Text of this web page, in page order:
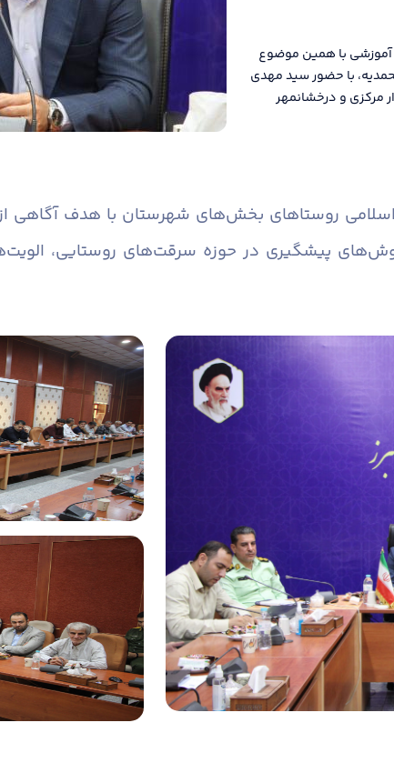
آموزشی با همین موضوع
با حضور سید مهدی
مرکزی و درخشانمهر
روستاهای بخش‌های شهرستان با هدف آگاهی
پیشگیری در حوزه سرقت‌های روستایی،